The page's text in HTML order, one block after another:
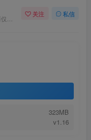
关注 私信
323MB
v1.16